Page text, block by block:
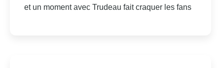
et un moment avec Trudeau fait craquer les fans